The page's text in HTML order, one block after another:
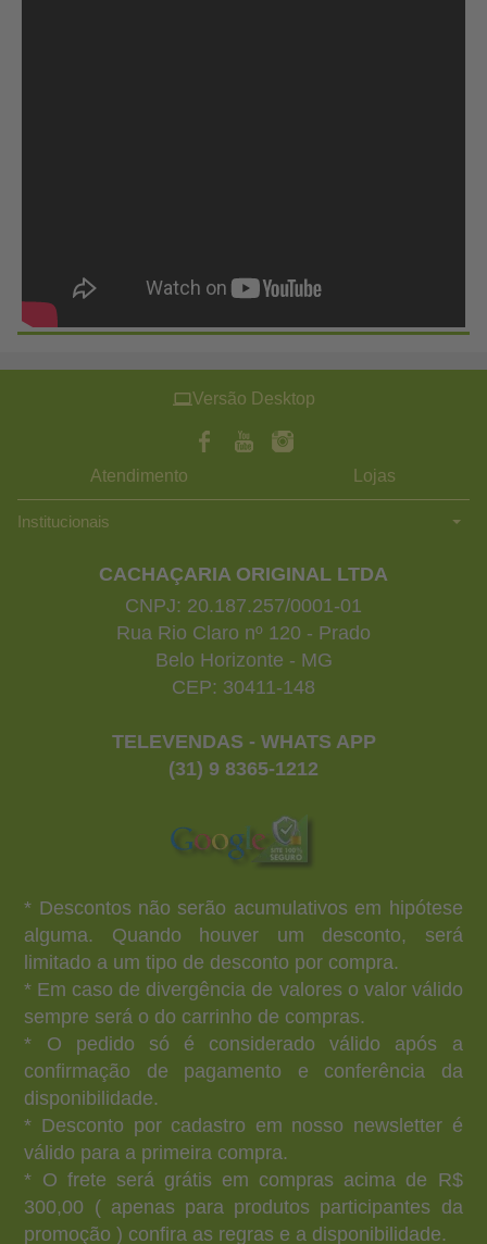
Versão Desktop
Atendimento Lojas
Institucionais
CACHAÇARIA ORIGINAL LTDA
CNPJ: 20.187.257/0001-01
Rua Rio Claro nº 120 - Prado
Belo Horizonte - MG
CEP: 30411-148
TELEVENDAS - WHATS APP
(31) 9 8365-1212
* Descontos não serão acumulativos em hipótese
alguma. Quando houver um desconto, será
limitado a um tipo de desconto por compra.
* Em caso de divergência de valores o valor válido
sempre será o do carrinho de compras.
* O pedido só é considerado válido após a
confirmação de pagamento e conferência da
disponibilidade.
* Desconto por cadastro em nosso newsletter é
válido para a primeira compra.
* O frete será grátis em compras acima de R$
300,00 ( apenas para produtos participantes da
promoção ) confira as regras e a disponibilidade.